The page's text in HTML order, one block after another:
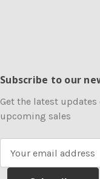
Subscribe to our
Get the latest
upcoming sales